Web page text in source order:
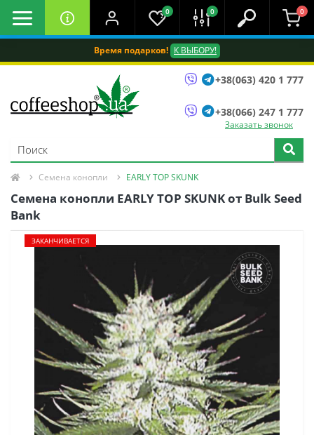
Время подарков! К ВЫБОРУ!
0 0 0
+38(063) 420 1 777
+38(066) 247 1 777
Заказать звонок
Семена конопли EARLY TOP SKUNK
Семена конопли EARLY TOP SKUNK от Bulk Seed
Bank
ЗАКАНЧИВАЕТСЯ